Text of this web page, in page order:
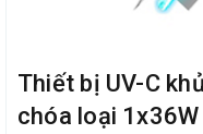
Thiết bị UV-C
chóa loại